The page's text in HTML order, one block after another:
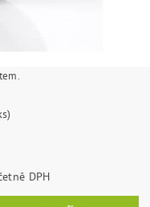
Kč včetně DPH